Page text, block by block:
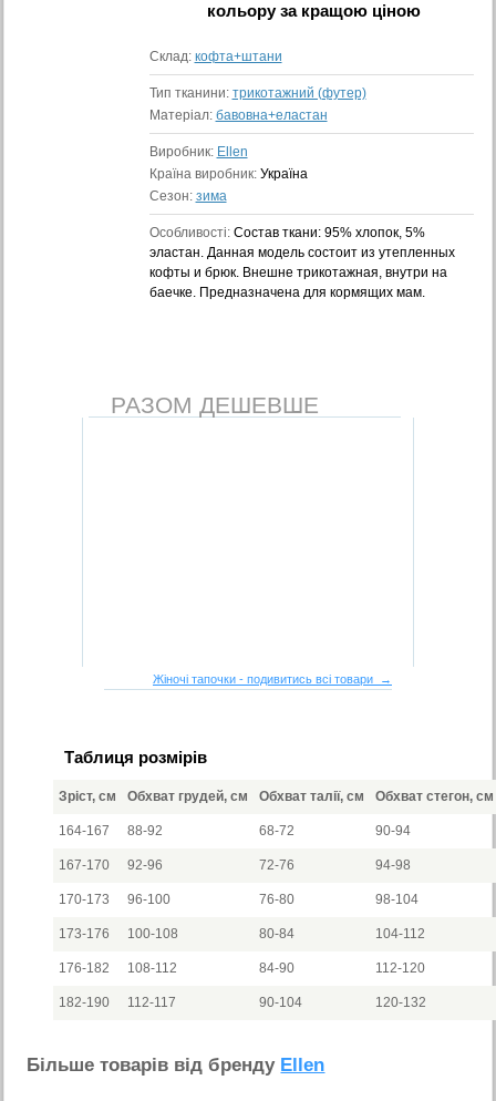
кольоруза кращою ціною
Склад: кофта+штани
Тип тканини: трикотажний (футер)
Матеріал: бавовна+еластан
Виробник: Ellen
Країна виробник: Україна
Сезон: зима
Особливості: Состав ткани: 95% хлопок, 5%
эластан. Данная модель состоит из утепленных
кофты и брюк. Внешне трикотажная, внутри на
баечке. Предназначена для кормящих мам.
РАЗОМ ДЕШЕВШЕ
Жіночі тапочки - подивитись всі товари →
Таблиця розмірів
Зріст, см Обхват грудей, см Обхват талії, см Обхват стегон, см
164-167 88-92 68-72 90-94
167-170 92-96 72-76 94-98
170-173 96-100 76-80 98-104
173-176 100-108 80-84 104-112
176-182 108-112 84-90 112-120
182-190 112-117 90-104 120-132
Бiльше товарiв вiд бренду Ellen